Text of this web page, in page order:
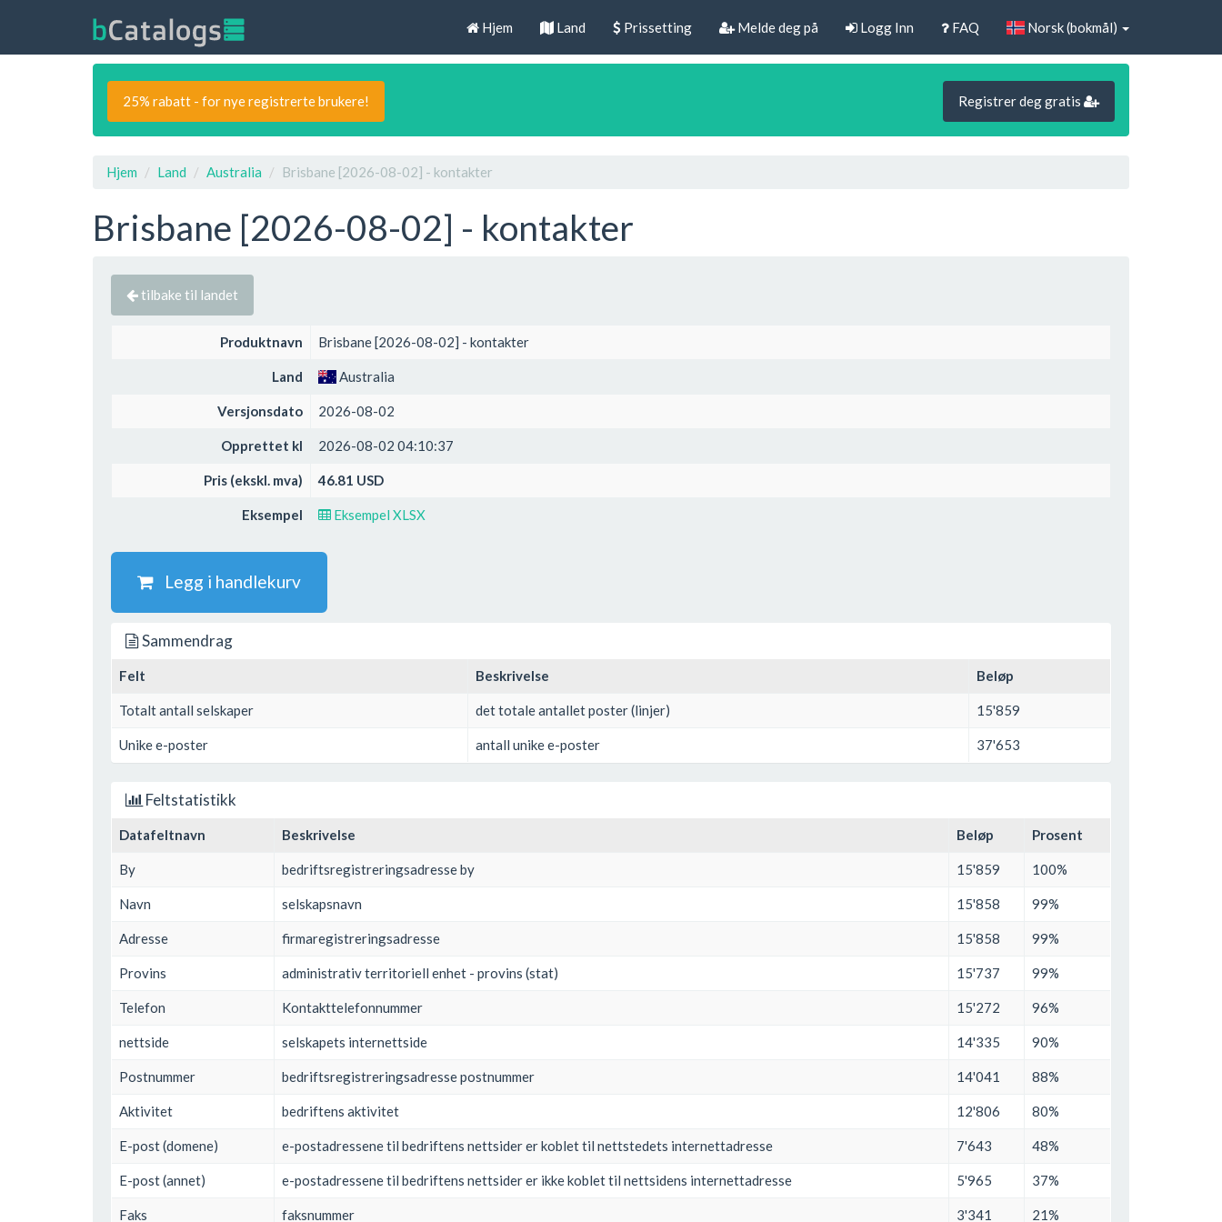
Hjem Land Prissetting Melde deg på Logg Inn FAQ Norsk (bokmål)
25% rabatt - for nye registrerte brukere! Registrer deg gratis
Hjem Land Australia Brisbane [2026-08-02] - kontakter
Brisbane [2026-08-02] - kontakter
tilbake til landet
Produktnavn Brisbane [2026-08-02] - kontakter
Land Australia
Versjonsdato 2026-08-02
Opprettet kl 2026-08-02 04:10:37
Pris (ekskl. mva) 46.81 USD
Eksempel Eksempel XLSX
Legg i handlekurv
Sammendrag
Felt Beskrivelse Beløp
Totalt antall selskaper det totale antallet poster (linjer) 15'859
Unike e-poster antall unike e-poster 37'653
Feltstatistikk
Datafeltnavn Beskrivelse Beløp Prosent
By bedriftsregistreringsadresse by 15'859 100%
Navn selskapsnavn 15'858 99%
Adresse firmaregistreringsadresse 15'858 99%
Provins administrativ territoriell enhet - provins (stat) 15'737 99%
Telefon Kontakttelefonnummer 15'272 96%
nettside selskapets internettside 14'335 90%
Postnummer bedriftsregistreringsadresse postnummer 14'041 88%
Aktivitet bedriftens aktivitet 12'806 80%
E-post (domene) e-postadressene til bedriftens nettsider er koblet til nettstedets internettadresse 7'643 48%
E-post (annet) e-postadressene til bedriftens nettsider er ikke koblet til nettsidens internettadresse 5'965 37%
Faks faksnummer 3'341 21%